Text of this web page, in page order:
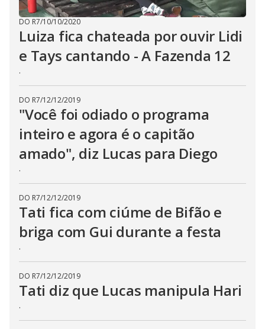
DO R7/10/10/2020
Luiza fica chateada por ouvir Lidi
e Tays cantando - A Fazenda 12
.
DO R7/12/12/2019
"Você foi odiado o programa
inteiro e agora é o capitão
amado", diz Lucas para Diego
.
DO R7/12/12/2019
Tati fica com ciúme de Bifão e
briga com Gui durante a festa
.
DO R7/12/12/2019
Tati diz que Lucas manipula Hari
.